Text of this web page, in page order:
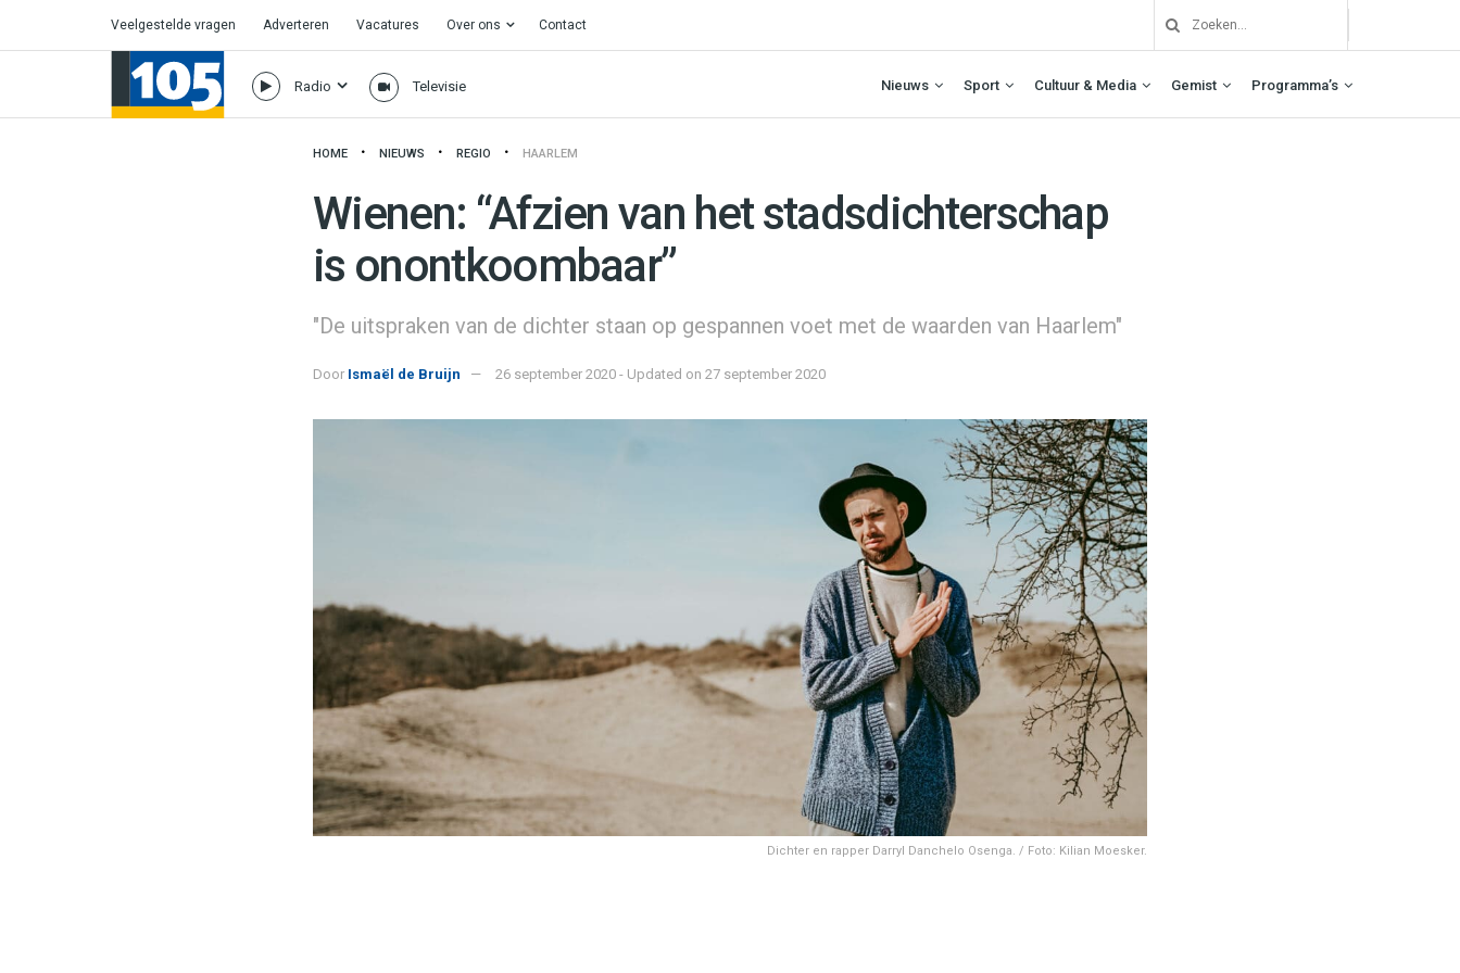
Veelgestelde vragen Adverteren Vacatures Over ons Contact
Radio Televisie Nieuws Sport Cultuur & Media Gemist Programma’s
HOME NIEUWS REGIO HAARLEM
Wienen: “Afzien van het stadsdichterschap
is onontkoombaar”
"De uitspraken van de dichter staan op gespannen voet met de waarden van Haarlem"
Door Ismaël de Bruijn 26 september 2020 - Updated on 27 september 2020
Dichter en rapper Darryl Danchelo Osenga. / Foto: Kilian Moesker.